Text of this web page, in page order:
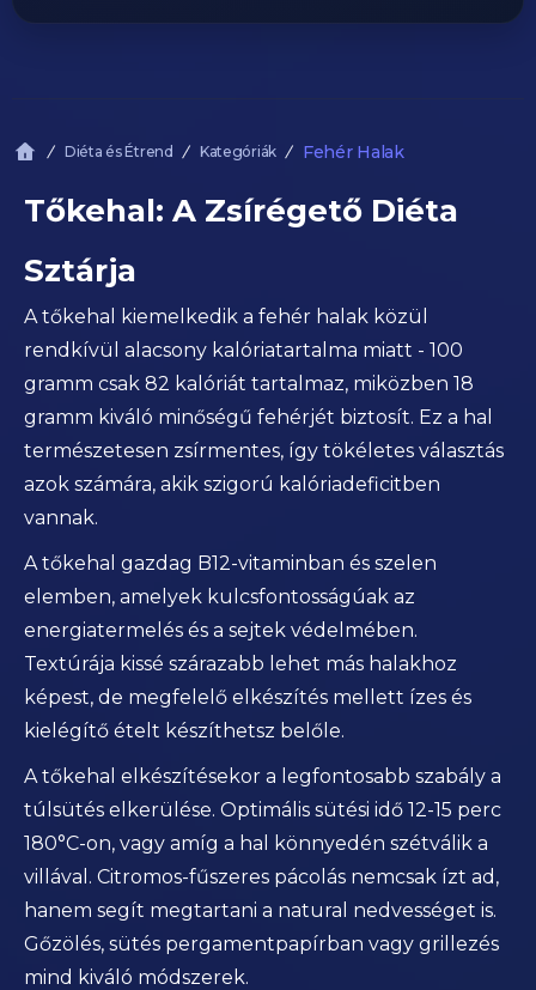
Diéta és Étrend Kategóriák Fehér Halak
Tőkehal: A Zsírégető Diéta
Sztárja
A tőkehal kiemelkedik a fehér halak közül
rendkívül alacsony kalóriatartalma miatt - 100
gramm csak 82 kalóriát tartalmaz, miközben 18
gramm kiváló minőségű fehérjét biztosít. Ez a hal
természetesen zsírmentes, így tökéletes választás
azok számára, akik szigorú kalóriadeficitben
vannak.
A tőkehal gazdag B12-vitaminban és szelen
elemben, amelyek kulcsfontosságúak az
energiatermelés és a sejtek védelmében.
Textúrája kissé szárazabb lehet más halakhoz
képest, de megfelelő elkészítés mellett ízes és
kielégítő ételt készíthetsz belőle.
A tőkehal elkészítésekor a legfontosabb szabály a
túlsütés elkerülése. Optimális sütési idő 12-15 perc
180°C-on, vagy amíg a hal könnyedén szétválik a
villával. Citromos-fűszeres pácolás nemcsak ízt ad,
hanem segít megtartani a natural nedvességet is.
Gőzölés, sütés pergamentpapírban vagy grillezés
mind kiváló módszerek.